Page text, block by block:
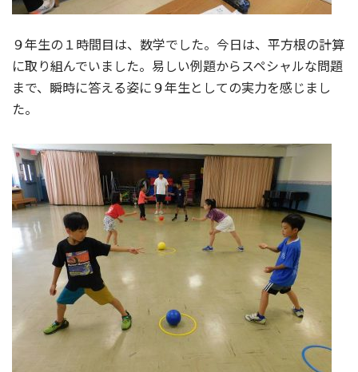
９年生の１時間目は、数学でした。今日は、平方根の計算
に取り組んでいました。易しい例題からスペシャルな問題
まで、瞬時に答える姿に９年生としての実力を感じまし
た。